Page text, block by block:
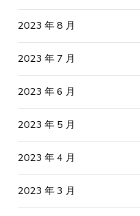
2023 年 8 月
2023 年 7 月
2023 年 6 月
2023 年 5 月
2023 年 4 月
2023 年 3 月